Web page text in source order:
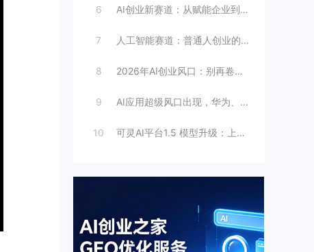
6 AI创业新赛道：从赋能企业到赋能个人
7 人工智能赛道：普通人创业的合适选择
8 2026年AI创业风口：别再卷大模型
9 AI应用超级风口出现，华为、英伟达都入局
10 可灵AI平台1.5 模型升级：上线人脸模